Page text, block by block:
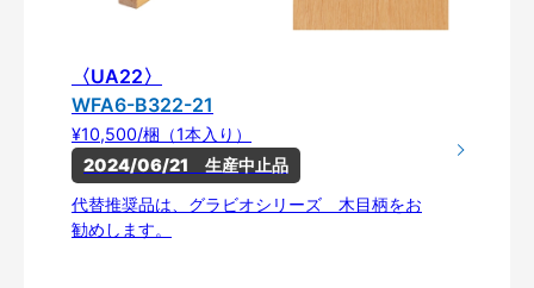
〈UA22〉
WFA6-B322-21
¥10,500/梱（1本入り）
2024/06/21　生産中止品
代替推奨品は、グラビオシリーズ 木目柄をお
勧めします。